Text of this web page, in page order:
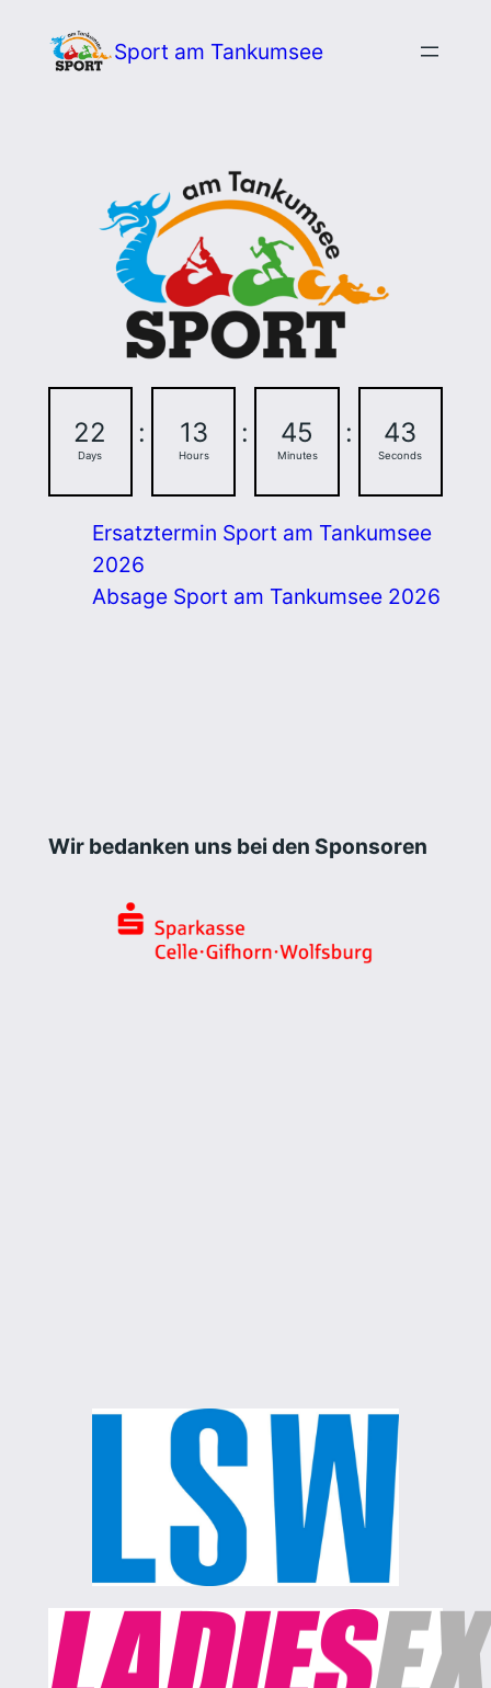
Inhalt
Sport am Tankumsee
22
Days
: 13
Hours
: 45
Minutes
: 43
Seconds
Ersatztermin Sport am Tankumsee
2026
Absage Sport am Tankumsee 2026
Wir bedanken uns bei den Sponsoren